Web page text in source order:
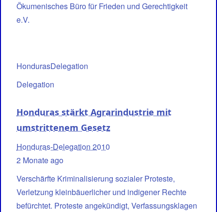
Ökumenisches Büro für Frieden und Gerechtigkeit
e.V.
HondurasDelegation
Delegation
Honduras stärkt Agrarindustrie mit
umstrittenem Gesetz
Honduras-Delegation 2010
2 Monate ago
Verschärfte Kriminalisierung sozialer Proteste,
Verletzung kleinbäuerlicher und indigener Rechte
befürchtet. Proteste angekündigt, Verfassungsklagen